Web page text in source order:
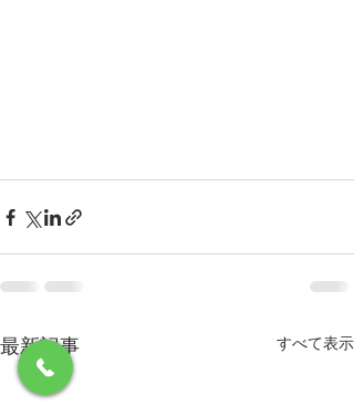
最新記事 すべて表示